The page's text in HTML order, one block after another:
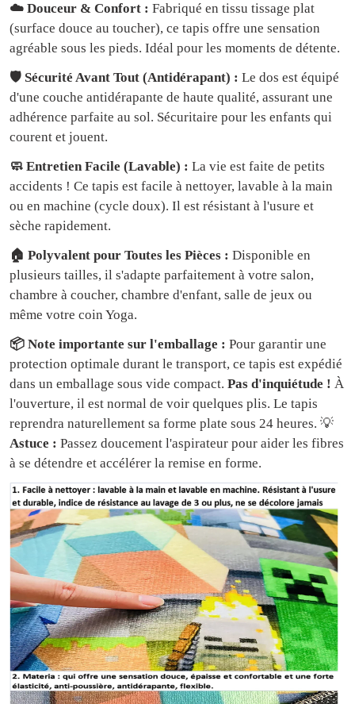
☁️ Douceur & Confort : Fabriqué en tissu tissage plat
(surface douce au toucher), ce tapis offre une sensation
agréable sous les pieds. Idéal pour les moments de détente.
🛡️ Sécurité Avant Tout (Antidérapant) : Le dos est équipé
d'une couche antidérapante de haute qualité, assurant une
adhérence parfaite au sol. Sécuritaire pour les enfants qui
courent et jouent.
🧼 Entretien Facile (Lavable) : La vie est faite de petits
accidents ! Ce tapis est facile à nettoyer, lavable à la main
ou en machine (cycle doux). Il est résistant à l'usure et
sèche rapidement.
🏠 Polyvalent pour Toutes les Pièces : Disponible en
plusieurs tailles, il s'adapte parfaitement à votre salon,
chambre à coucher, chambre d'enfant, salle de jeux ou
même votre coin Yoga.
📦 Note importante sur l'emballage : Pour garantir une
protection optimale durant le transport, ce tapis est expédié
dans un emballage sous vide compact. Pas d'inquiétude ! À
l'ouverture, il est normal de voir quelques plis. Le tapis
reprendra naturellement sa forme plate sous 24 heures. 💡
Astuce : Passez doucement l'aspirateur pour aider les fibres
à se détendre et accélérer la remise en forme.